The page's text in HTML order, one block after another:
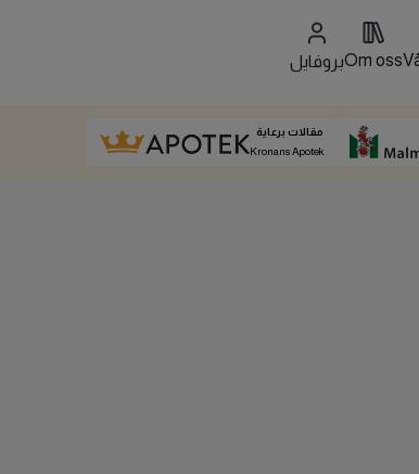
Om ossبروفايل
مقالات برعاية
Kronans Apotek